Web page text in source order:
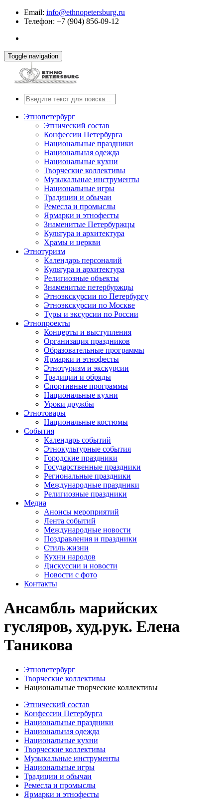
Email: info@ethnopetersburg.ru
Телефон: +7 (904) 856-09-12
Toggle navigation
Этнопетербург
Этнический состав
Конфессии Петербурга
Национальные праздники
Национальная одежда
Национальные кухни
Творческие коллективы
Музыкальные инструменты
Национальные игры
Традиции и обычаи
Ремесла и промыслы
Ярмарки и этнофесты
Знаменитые Петербуржцы
Культура и архитектура
Храмы и церкви
Этнотуризм
Календарь персоналий
Культура и архитектура
Религиозные объекты
Знаменитые петербуржцы
Этноэкскурсии по Петербургу
Этноэкскурсии по Москве
Туры и эксурсии по России
Этнопроекты
Концерты и выступления
Организация праздников
Образовательные программы
Ярмарки и этнофесты
Этнотуризм и экскурсии
Традиции и обряды
Спортивные программы
Национальные кухни
Уроки дружбы
Этнотовары
Национальные костюмы
События
Календарь событий
Этнокультурные события
Городские праздники
Государственные праздники
Региональные праздники
Международные праздники
Религиозные праздники
Медиа
Анонсы мероприятий
Лента событий
Международные новости
Поздравления и праздники
Cтиль жизни
Кухни народов
Дискуссии и новости
Новости с фото
Контакты
Ансамбль марийских
гусляров, худ.рук. Елена
Таникова
Этнопетербург
Творческие коллективы
Национальные творческие коллективы
Этнический состав
Конфессии Петербурга
Национальные праздники
Национальная одежда
Национальные кухни
Творческие коллективы
Музыкальные инструменты
Национальные игры
Традиции и обычаи
Ремесла и промыслы
Ярмарки и этнофесты